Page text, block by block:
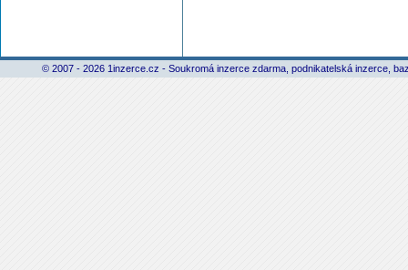
© 2007 - 2026 1inzerce.cz - Soukromá inzerce zdarma, podnikatelská inzerce,